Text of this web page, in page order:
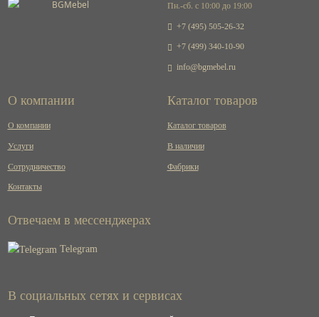
Пн.-сб. с 10:00 до 19:00
+7 (495) 505-26-32
+7 (499) 340-10-90
info@bgmebel.ru
О компании
О компании
Услуги
Сотрудничество
Контакты
Каталог товаров
Каталог товаров
В наличии
Фабрики
Отвечаем в мессенджерах
Telegram
В социальных сетях и сервисах